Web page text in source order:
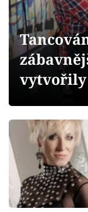
Videa
Sledujte
Sledujte nás